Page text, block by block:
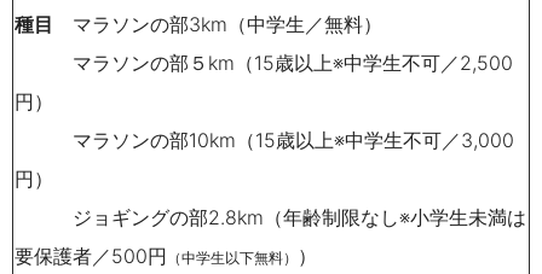
種目
マラソンの部3km（中学生／無料）
マラソンの部５km（15歳以上※中学生不可／2,500
円）
マラソンの部10km（15歳以上※中学生不可／3,000
円 ）
ジョギングの部2.8km（年齢制限なし※小学生未満は
要保護者／500円 （中学生以下無料） ）